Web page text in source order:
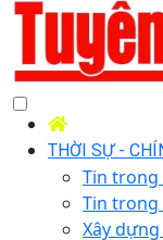
THỜI SỰ -
Tin trong
Tin trong
Xây